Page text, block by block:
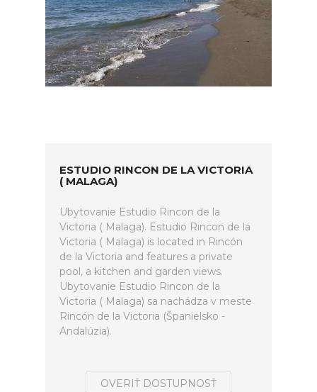
ESTUDIO RINCON DE LA VICTORIA
( MALAGA)
Ubytovanie Estudio Rincon de la
Victoria ( Malaga). Estudio Rincon de la
Victoria ( Malaga) is located in Rincón
de la Victoria and features a private
pool, a kitchen and garden views.
Ubytovanie Estudio Rincon de la
Victoria ( Malaga) sa nachádza v meste
Rincón de la Victoria (Španielsko -
Andalúzia).
OVERIŤ DOSTUPNOSŤ